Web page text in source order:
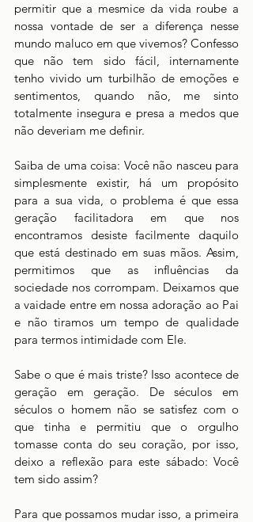
permitir que a mesmice da vida roube a
nossa vontade de ser a diferença nesse
mundo maluco em que vivemos? Confesso
que não tem sido fácil, internamente
tenho vivido um turbilhão de emoções e
sentimentos, quando não, me sinto
totalmente insegura e presa a medos que
não deveriam me definir.
Saiba de uma coisa: Você não nasceu para
simplesmente existir, há um propósito
para a sua vida, o problema é que essa
geração facilitadora em que nos
encontramos desiste facilmente daquilo
que está destinado em suas mãos. Assim,
permitimos que as influências da
sociedade nos corrompam. Deixamos que
a vaidade entre em nossa adoração ao Pai
e não tiramos um tempo de qualidade
para termos intimidade com Ele.
Sabe o que é mais triste? Isso acontece de
geração em geração. De séculos em
séculos o homem não se satisfez com o
que tinha e permitiu que o orgulho
tomasse conta do seu coração, por isso,
deixo a reflexão para este sábado: Você
tem sido assim?
Para que possamos mudar isso, a primeira